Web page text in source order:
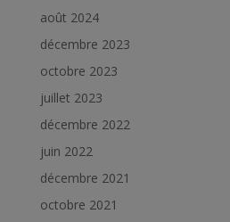
août 2024
décembre 2023
octobre 2023
juillet 2023
décembre 2022
juin 2022
décembre 2021
octobre 2021